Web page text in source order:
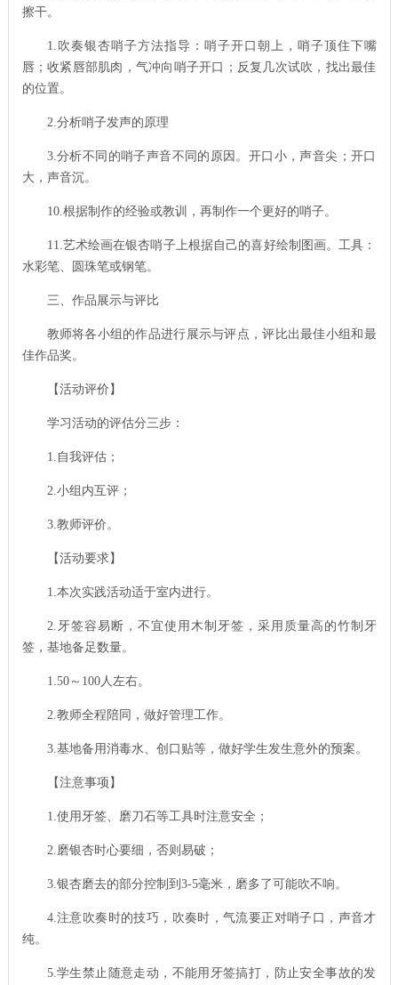
擦干。
1. 吹奏银杏哨子方法指导：哨子开口朝上，哨子顶住下嘴
唇；收紧唇部肌肉，气冲向哨子开口；反复几次试吹，找出最佳
的位置。
2.分析哨子发声的原理
3.分析不同的哨子声音不同的原因。开口小，声音尖；开口
大，声音沉。
10.根据制作的经验或教训，再制作一个更好的哨子。
11.艺术绘画在银杏哨子上根据自己的喜好绘制图画。工具：
水彩笔、圆珠笔或钢笔。
三、作品展示与评比
教师将各小组的作品进行展示与评点，评比出最佳小组和最
佳作品奖。
【活动评价】
学习活动的评估分三步：
1. 自我评估；
2.小组内互评；
3.教师评价。
【活动要求】
1.本次实践活动适于室内进行。
2. 牙签容易断，不宜使用木制牙签，采用质量高的竹制牙
签，基地备足数量。
1.50～ 100人左右。
2.教师全程陪同，做好管理工作。
3.基地备用消毒水、创口贴等，做好学生发生意外的预案。
【注意事项】
1.使用牙签、磨刀石等工具时注意安全；
2.磨银杏时心要细，否则易破；
3.银杏磨去的部分控制到 3-5毫米，磨多了可能吹不响。
4.注意吹奏时的技巧，吹奏时，气流要正对哨子口，声音才
纯。
5.学生禁止随意走动，不能用牙签搞打，防止安全事故的发